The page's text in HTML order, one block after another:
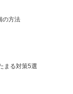
の方法
まる対策5選